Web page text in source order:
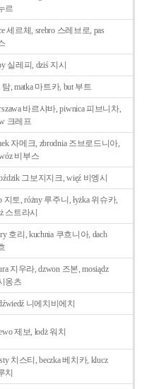
르
세르체, srebro 스레브로, pas
실레피, dziś 지시
탐, matka 마트카, but 부트
바르샤바, piwnica 피브니차,
크레프
자메크, zbrodnia 즈브로드니아,
비부스
그보지지크, więź 비엥시
지토, różny 루주니, łyżka 위슈카,
스트라시
호리, kuchnia 쿠흐니아, dach
지우라, dzwon 즈본, mosiądz
옹츠
니에치비에치
제보, łodż 워치
치스티, beczka 베치카, klucz
치